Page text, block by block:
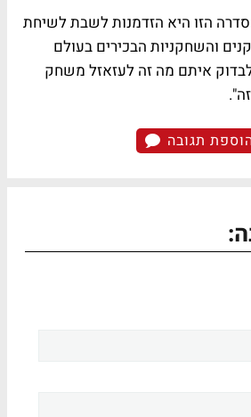
הזו היא הזדמנות לשבת לשיחת
והשחקניות הבכירים בעולם
איתם מה זה לעזאזל משחק
תגובה